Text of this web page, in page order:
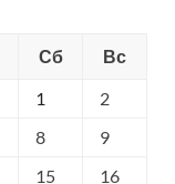
Сб
Вс
1
2
8
9
15 16